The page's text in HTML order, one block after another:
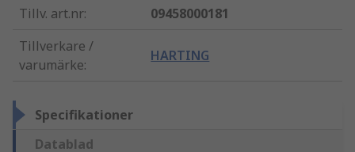
Tillv. art.nr:
09458000181
Tillverkare /
varumärke:
HARTING
Specifikationer
Datablad